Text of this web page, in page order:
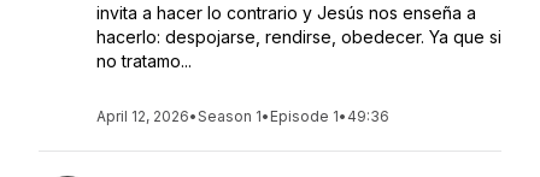
invita a hacer lo contrario y Jesús nos enseña a
hacerlo: despojarse, rendirse, obedecer. Ya que si
no tratamo...
April 12, 2026•Season 1• Episode 1• 49:36